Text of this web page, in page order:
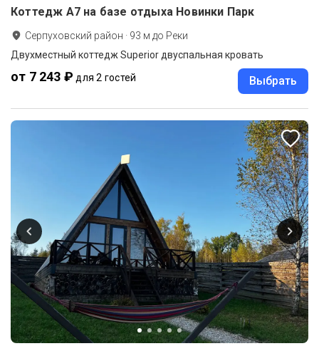
Коттедж А7 на базе отдыха Новинки Парк
Серпуховский район · 93 м до Реки
Двухместный коттедж Superior двуспальная кровать
от 7 243 ₽ для 2 гостей Выбрать